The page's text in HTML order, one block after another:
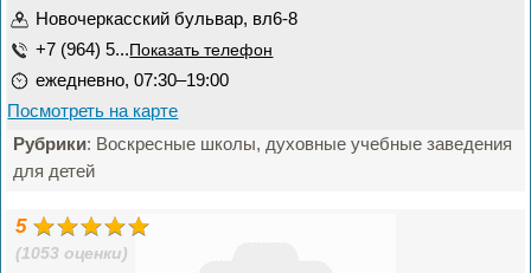
Новочеркасский бульвар, вл6-8
+7 (964) 5... Показать телефон
ежедневно, 07:30–19:00
Посмотреть на карте
Рубрики: Воскресные школы, духовные учебные заведения
для детей
5
(1053 оценки)